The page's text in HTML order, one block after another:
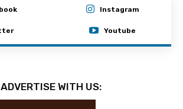
Instagram
Youtube
ADVERTISE WITH US: